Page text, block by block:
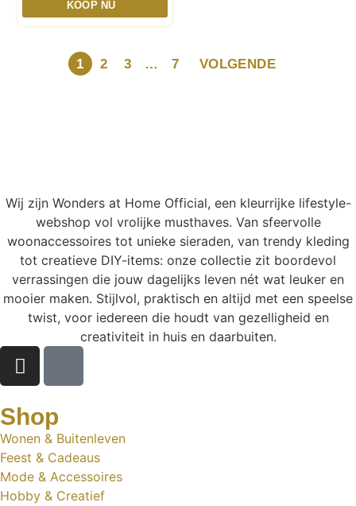
KOOP NU
1 2 3 … 7 VOLGENDE
Wij zijn Wonders at Home Official, een kleurrijke lifestyle-
webshop vol vrolijke musthaves. Van sfeervolle
woonaccessoires tot unieke sieraden, van trendy kleding
tot creatieve DIY-items: onze collectie zit boordevol
verrassingen die jouw dagelijks leven nét wat leuker en
mooier maken. Stijlvol, praktisch en altijd met een speelse
twist, voor iedereen die houdt van gezelligheid en
creativiteit in huis en daarbuiten.
Shop
Wonen & Buitenleven
Feest & Cadeaus
Mode & Accessoires
Hobby & Creatief